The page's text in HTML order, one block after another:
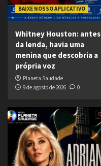
BAIXE NOSSO APLICATIVO
Whitney Houston: antes
da lenda, havia uma
menina que descobria a
própria voz
Planeta Saudade
9 de agosto de 2026
0